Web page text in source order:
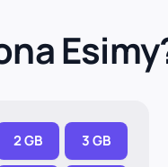
2 GB 3 GB